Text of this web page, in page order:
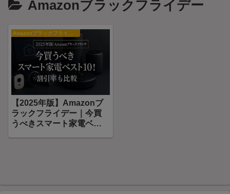
Amazonブラックフライデー
Amazonブラックフライデー
【2025年版】Amazonブ
ラックフライデー｜今買
うべきスマート家電ベス